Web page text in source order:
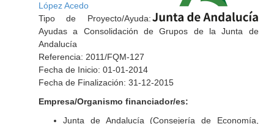
López Acedo
Tipo de Proyecto/Ayuda:
Ayudas a Consolidación de Grupos de la Junta de
Andalucía
Referencia: 2011/FQM-127
Fecha de Inicio: 01-01-2014
Fecha de Finalización: 31-12-2015
Empresa/Organismo financiador/es:
Junta de Andalucía (Consejería de Economía,